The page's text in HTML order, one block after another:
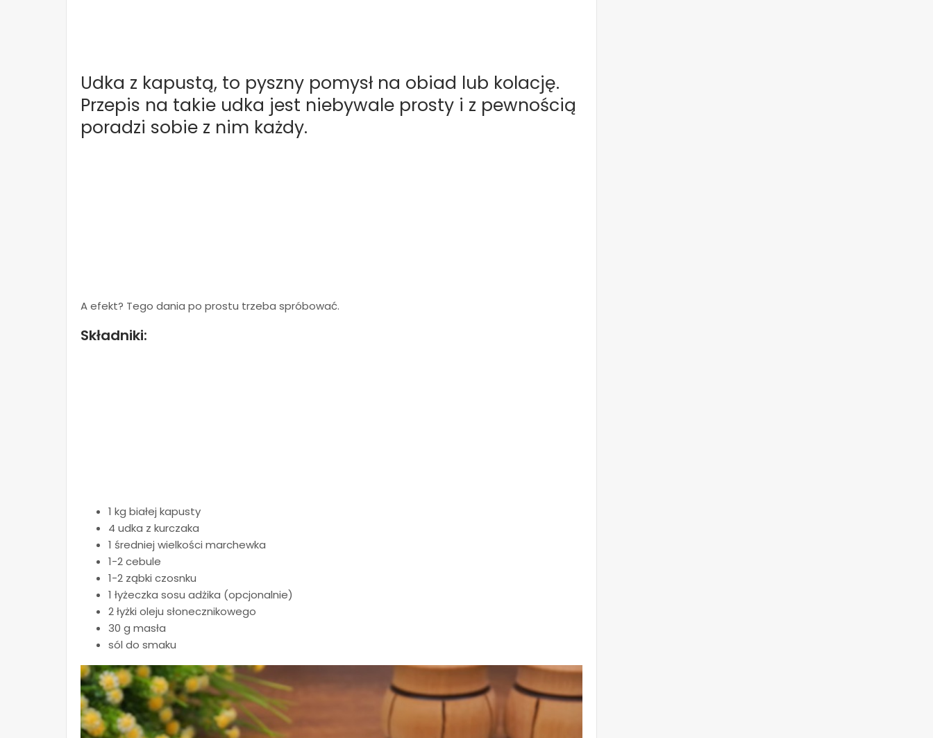
Udka z kapustą, to pyszny pomysł na obiad lub kolację.
Przepis na takie udka jest niebywale prosty i z pewnością
poradzi sobie z nim każdy.
A efekt? Tego dania po prostu trzeba spróbować.
Składniki:
1 kg białej kapusty
4 udka z kurczaka
1 średniej wielkości marchewka
1-2 cebule
1-2 ząbki czosnku
1 łyżeczka sosu adżika (opcjonalnie)
2 łyżki oleju słonecznikowego
30 g masła
sól do smaku